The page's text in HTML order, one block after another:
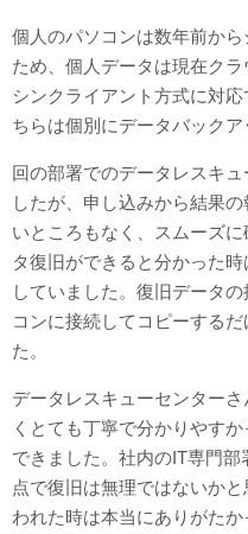
個人のパソコンは数年前か
ため、個人データは現在ク
シンクライアント方式に対
ちらは個別にデータバックア
回の部署でのデータレスキ
したが、申し込みから結果
いところもなく、スムーズ
タ復旧ができると分かった
していました。復旧データ
コンに接続してコピーする
た。
データレスキューセンター
くとても丁寧で分かりやす
できました。社内のIT専門
点で復旧は無理ではないか
われた時は本当にありがた